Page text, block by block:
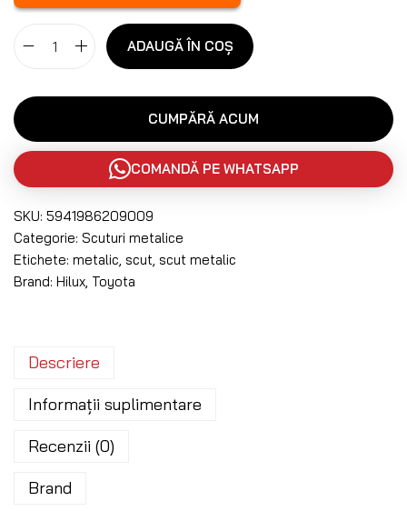
ADAUGĂ ÎN COȘ
CUMPĂRĂ ACUM
COMANDĂ PE WHATSAPP
SKU: 5941986209009
Categorie: Scuturi metalice
Etichete: metalic scut scut metalic
Brand: Hilux Toyota
Descriere
Informații suplimentare
Recenzii (0)
Brand